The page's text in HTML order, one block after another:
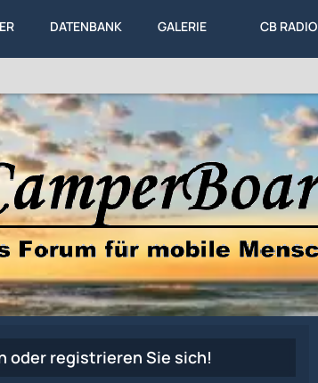
DATENBANK GALERIE CB RADIO
oder registrieren Sie sich!